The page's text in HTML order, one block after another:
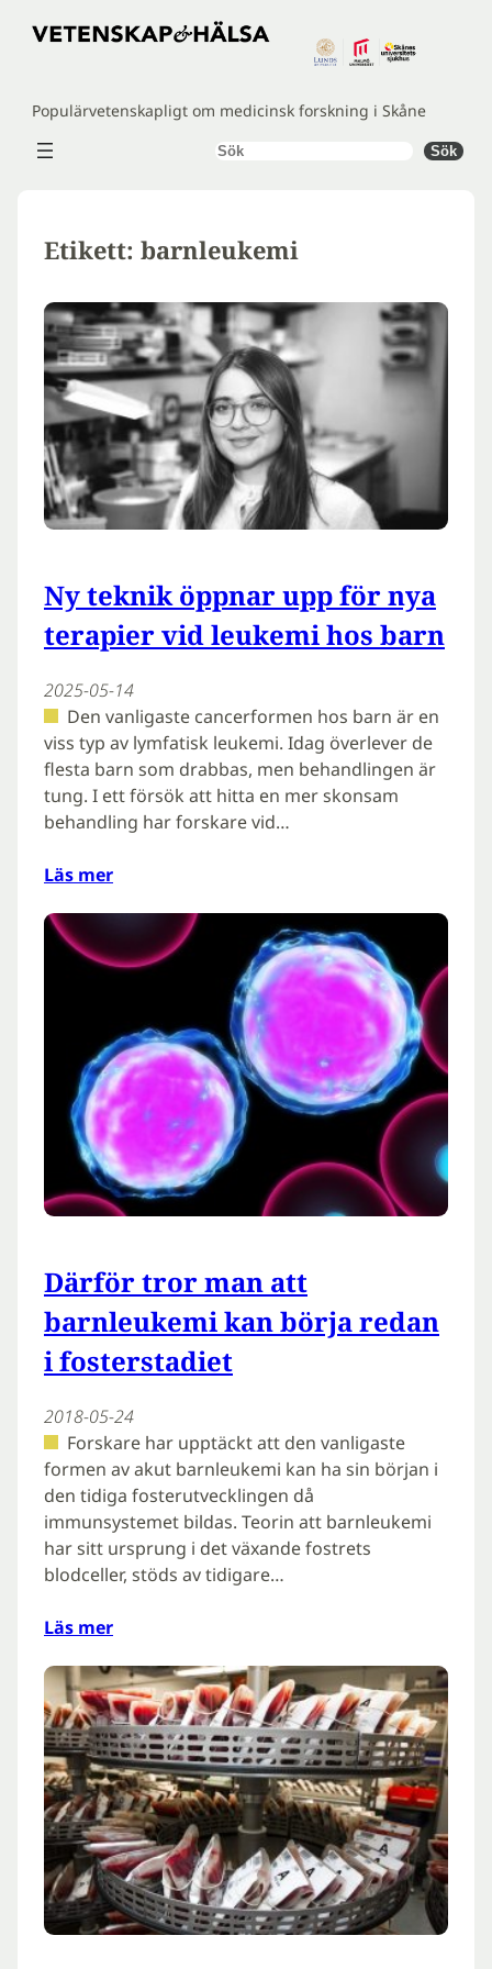
Hoppa
Populärvetenskapligt om medicinsk forskning i Skåne
Sök Sök
Etikett: barnleukemi
Ny teknik öppnar upp för nya
terapier vid leukemi hos barn
2025-05-14
Den vanligaste cancerformen hos barn är en
viss typ av lymfatisk leukemi. Idag överlever de
flesta barn som drabbas, men behandlingen är
tung. I ett försök att hitta en mer skonsam
behandling har forskare vid…
Läs mer
Därför tror man att
barnleukemi kan börja redan
i fosterstadiet
2018-05-24
Forskare har upptäckt att den vanligaste
formen av akut barnleukemi kan ha sin början i
den tidiga fosterutvecklingen då
immunsystemet bildas. Teorin att barnleukemi
har sitt ursprung i det växande fostrets
blodceller, stöds av tidigare…
Läs mer